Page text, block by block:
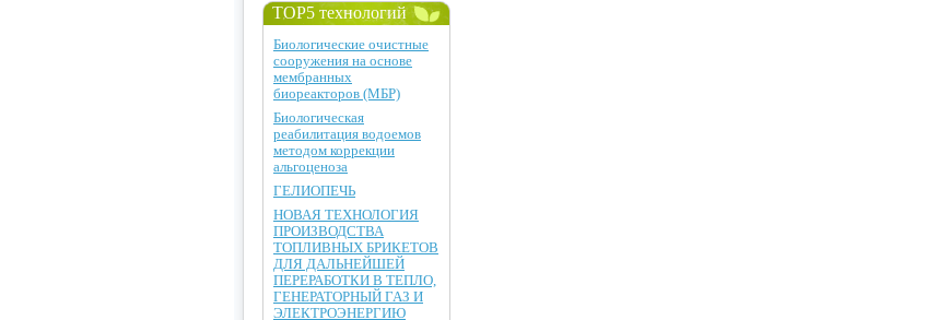
TOP5 технологий
Биологические очистные
сооружения на основе
мембранных
биореакторов (МБР)
Биологическая
реабилитация водоемов
методом коррекции
альгоценоза
ГЕЛИОПЕЧЬ
НОВАЯ ТЕХНОЛОГИЯ
ПРОИЗВОДСТВА
ТОПЛИВНЫХ БРИКЕТОВ
ДЛЯ ДАЛЬНЕЙШЕЙ
ПЕРЕРАБОТКИ В ТЕПЛО,
ГЕНЕРАТОРНЫЙ ГАЗ И
ЭЛЕКТРОЭНЕРГИЮ